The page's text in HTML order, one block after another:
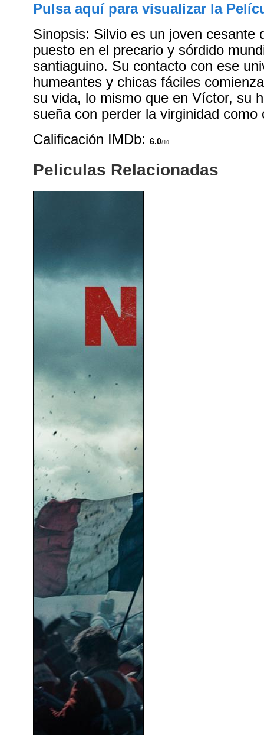
Pulsa aquí para visualizar la
Sinopsis: Silvio es un joven cesante
puesto en el precario y sórdido
santiaguino. Su contacto con ese
humeantes y chicas fáciles
su vida, lo mismo que en Víctor, su
sueña con perder la virginidad como
Calificación IMDb:6.0/10
Peliculas Relacionadas